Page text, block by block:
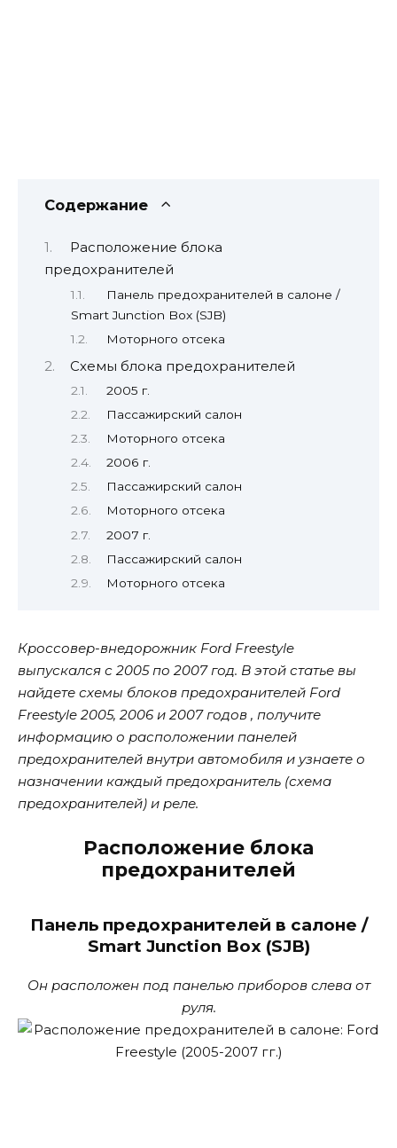
Содержание
Расположение блока
предохранителей
Панель предохранителей в салоне /
Smart Junction Box (SJB)
Моторного отсека
Схемы блока предохранителей
2005 г.
Пассажирский салон
Моторного отсека
2006 г.
Пассажирский салон
Моторного отсека
2007 г.
Пассажирский салон
Моторного отсека
Кроссовер-внедорожник Ford Freestyle
выпускался с 2005 по 2007 год. В этой статье вы
найдете схемы блоков предохранителей Ford
Freestyle 2005, 2006 и 2007 годов , получите
информацию о расположении панелей
предохранителей внутри автомобиля и узнаете о
назначении каждый предохранитель (схема
предохранителей) и реле.
Расположение блока
предохранителей
Панель предохранителей в салоне /
Smart Junction Box (SJB)
Он расположен под панелью приборов слева от
руля.